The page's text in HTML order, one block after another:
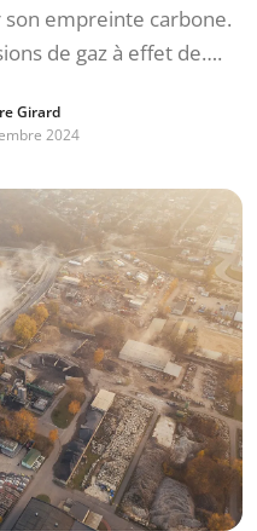
empreinte carbone.
de gaz à effet de….
Girard
2024